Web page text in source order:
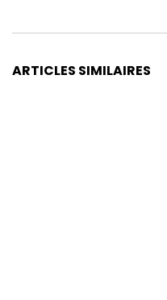
ARTICLES SIMILAIRES